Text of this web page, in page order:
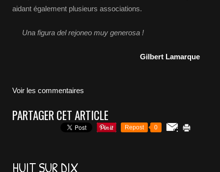
aidant également plusieurs associations.
Una figura del rejoneo muy generosa !
Gilbert Lamarque
Voir les commentaires
PARTAGER CET ARTICLE
Repost 0
HUIT SUR DIX